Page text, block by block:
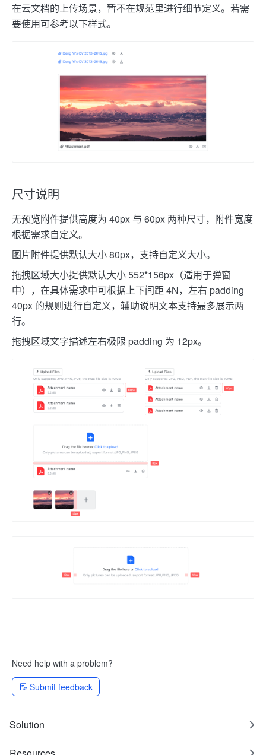
在云文档的上传场景，暂不在规范里进行细节定义。若需
要使用可参考以下样式。
尺寸说明
无预览附件提供高度为 40px 与 60px 两种尺寸，附件宽度
根据需求自定义。
图片附件提供默认大小 80px，支持自定义大小。
拖拽区域大小提供默认大小 552*156px（适用于弹窗
中），在具体需求中可根据上下间距 4N，左右 padding
40px 的规则进行自定义，辅助说明文本支持最多展示两
行。
拖拽区域文字描述左右极限 padding 为 12px。
Need help with a problem?
Submit feedback
Solution